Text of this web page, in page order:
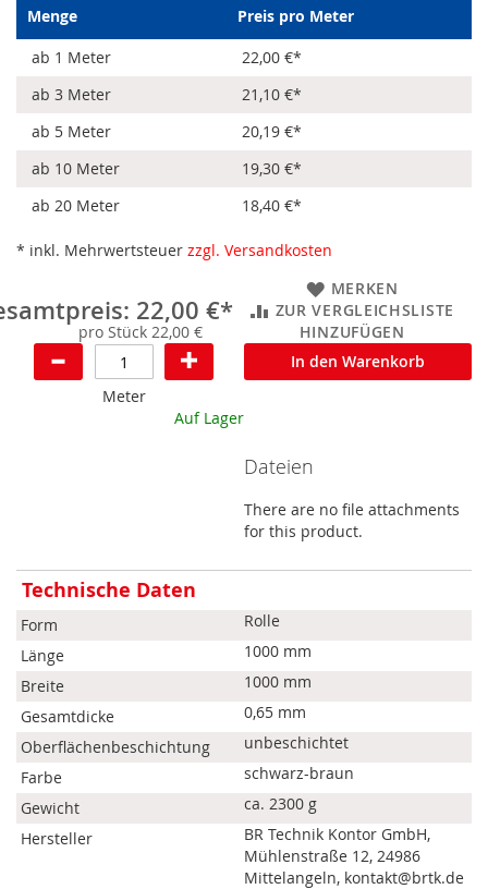
Menge
Preis pro Meter
ab 1 Meter
22,00 €*
ab 3 Meter
21,10 €*
ab 5 Meter
20,19 €*
ab 10 Meter
19,30 €*
ab 20 Meter
18,40 €*
* inkl. Mehrwertsteuer zzgl. Versandkosten
22,00 €*
pro Stück 22,00 €
MERKEN
ZUR VERGLEICHSLISTE
HINZUFÜGEN
Meter
In den Warenkorb
Auf Lager
Dateien
There are no file attachments
for this product.
Mehr
Informationen
Technische Daten
Form
Rolle
Länge
1000 mm
Breite
1000 mm
Gesamtdicke
0,65 mm
Oberflächenbeschichtung
unbeschichtet
Farbe
schwarz-braun
Gewicht
ca. 2300 g
Hersteller
BR Technik Kontor GmbH,
Mühlenstraße 12, 24986
Mittelangeln, kontakt@brtk.de